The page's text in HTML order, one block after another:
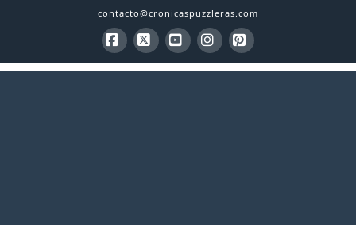
contacto@cronicaspuzzleras.com
Facebook
X YouTubeInstagram
Pinterest